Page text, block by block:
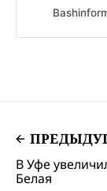
В Уфе
Белая